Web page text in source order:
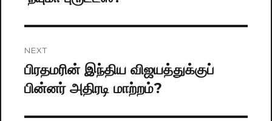
NEXT
Next
post:
பிரதமரின் இந்திய விஜயத்துக்குப்
பின்னர் அதிரடி மாற்றம்?